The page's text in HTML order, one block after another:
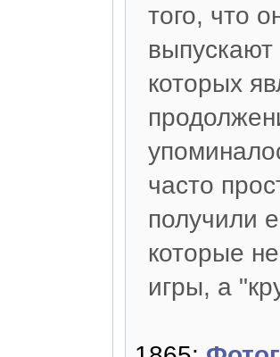
того, что
которых
часто
получили
которые
игры, а